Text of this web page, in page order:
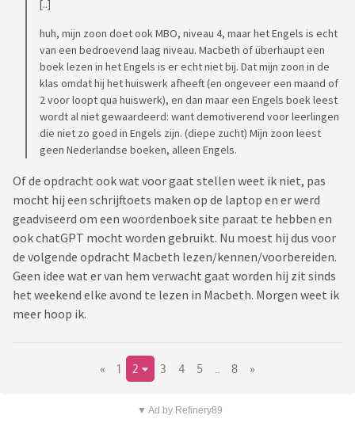
[..]
huh, mijn zoon doet ook MBO, niveau 4, maar het Engels is echt
van een bedroevend laag niveau. Macbeth of überhaupt een
boek lezen in het Engels is er echt niet bij. Dat mijn zoon in de
klas omdat hij het huiswerk afheeft (en ongeveer een maand of
2 voor loopt qua huiswerk), en dan maar een Engels boek leest
wordt al niet gewaardeerd: want demotiverend voor leerlingen
die niet zo goed in Engels zijn. (diepe zucht) Mijn zoon leest
geen Nederlandse boeken, alleen Engels.
Of de opdracht ook wat voor gaat stellen weet ik niet, pas
mocht hij een schrijftoets maken op de laptop en er werd
geadviseerd om een woordenboek site paraat te hebben en
ook chatGPT mocht worden gebruikt. Nu moest hij dus voor
de volgende opdracht Macbeth lezen/kennen/voorbereiden.
Geen idee wat er van hem verwacht gaat worden hij zit sinds
het weekend elke avond te lezen in Macbeth. Morgen weet ik
meer hoop ik.
« 1 2 3 4 5 8 »
▼ Ad by Refinery89